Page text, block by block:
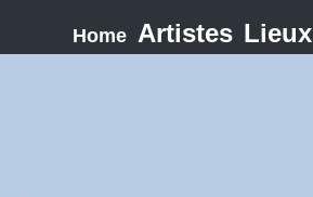
Home Artistes Lieux